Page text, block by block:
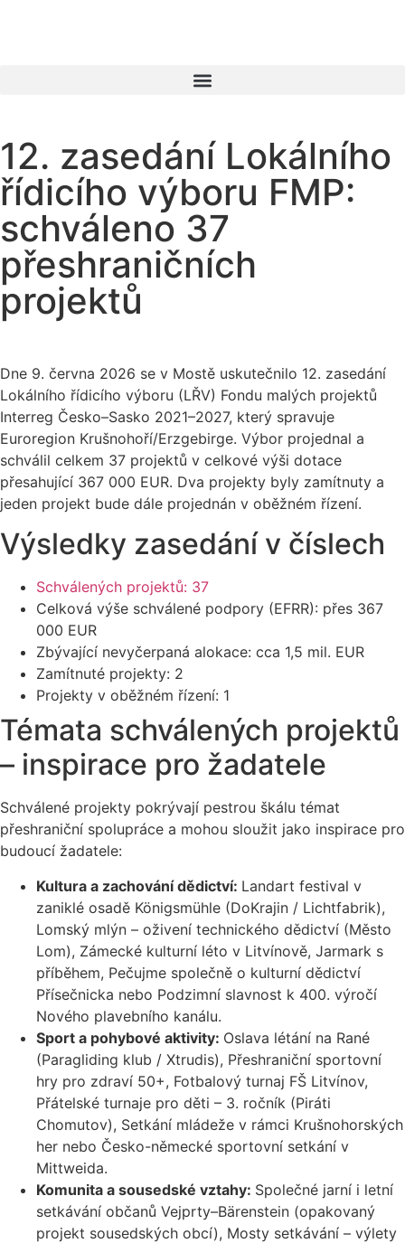
12. zasedání Lokálního
řídicího výboru FMP:
schváleno 37
přeshraničních
projektů
Dne 9. června 2026 se v Mostě uskutečnilo 12. zasedání
Lokálního řídicího výboru (LŘV) Fondu malých projektů
Interreg Česko–Sasko 2021–2027, který spravuje
Euroregion Krušnohoří/Erzgebirge. Výbor projednal a
schválil celkem 37 projektů v celkové výši dotace
přesahující 367 000 EUR. Dva projekty byly zamítnuty a
jeden projekt bude dále projednán v oběžném řízení.
Výsledky zasedání v číslech
Schválených projektů: 37
Celková výše schválené podpory (EFRR): přes 367
000 EUR
Zbývající nevyčerpaná alokace: cca 1,5 mil. EUR
Zamítnuté projekty: 2
Projekty v oběžném řízení: 1
Témata schválených projektů
– inspirace pro žadatele
Schválené projekty pokrývají pestrou škálu témat
přeshraniční spolupráce a mohou sloužit jako inspirace pro
budoucí žadatele:
Kultura a zachování dědictví: Landart festival v
zaniklé osadě Königsmühle (DoKrajin / Lichtfabrik),
Lomský mlýn – oživení technického dědictví (Město
Lom), Zámecké kulturní léto v Litvínově, Jarmark s
příběhem, Pečujme společně o kulturní dědictví
Přísečnicka nebo Podzimní slavnost k 400. výročí
Nového plavebního kanálu.
Sport a pohybové aktivity: Oslava létání na Rané
(Paragliding klub / Xtrudis), Přeshraniční sportovní
hry pro zdraví 50+, Fotbalový turnaj FŠ Litvínov,
Přátelské turnaje pro děti – 3. ročník (Piráti
Chomutov), Setkání mládeže v rámci Krušnohorských
her nebo Česko-německé sportovní setkání v
Mittweida.
Komunita a sousedské vztahy: Společné jarní i letní
setkávání občanů Vejprty–Bärenstein (opakovaný
projekt sousedských obcí), Mosty setkávání – výlety